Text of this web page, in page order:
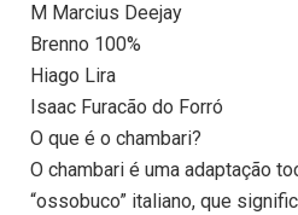
M Marcius Deejay
Brenno 100%
Hiago Lira
Isaac Furacão do Forró
O que é o chambari?
O chambari é uma adaptação
“ossobuco” italiano, que